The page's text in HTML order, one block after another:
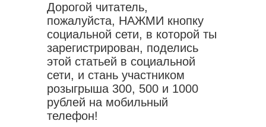
Дорогой читатель,
пожалуйста, НАЖМИ кнопку
социальной сети, в которой ты
зарегистрирован, поделись
этой статьей в социальной
сети, и стань участником
розыгрыша 300, 500 и 1000
рублей на мобильный
телефон!